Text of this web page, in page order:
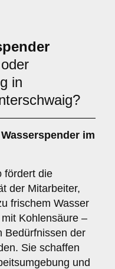
in
im
fördert die
der Mitarbeiter,
frischem Wasser
Kohlensäure –
Bedürfnissen der
Sie schaffen
und